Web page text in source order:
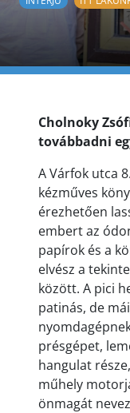
Cholnoky
továbbadni
A Várfok utca
kézműves
érezhetően
embert az
papírok és a
elvész a
között. A pici
patinás, de
présgépet,
hangulat
műhely
önmagát